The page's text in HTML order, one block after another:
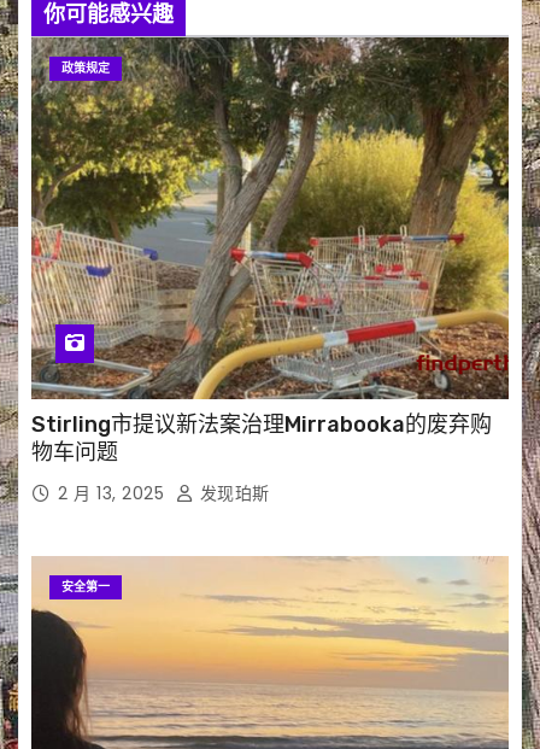
你可能感兴趣
政策规定
Stirling市提议新法案治理Mirrabooka的废弃购
物车问题
2 月 13, 2025 发现珀斯
安全第一